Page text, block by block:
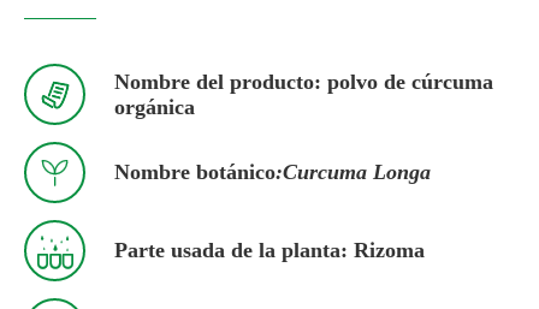

Nombre del producto: polvo de cúrcuma
orgánica
 Nombre botánico:Curcuma Longa
 Parte usada de la planta: Rizoma